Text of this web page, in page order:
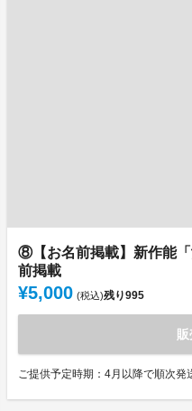
⑧【お名前掲載】新作能
前掲載
¥5,000 (税込)残り995
ご提供予定時期：4月以降で順次発